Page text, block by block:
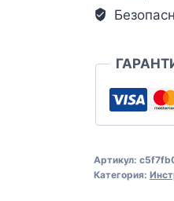
Артикул:
Категория: